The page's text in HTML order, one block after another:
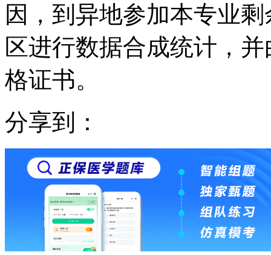
因，到异地参加本专业
区进行数据合成统计，
格证书。
分享到：